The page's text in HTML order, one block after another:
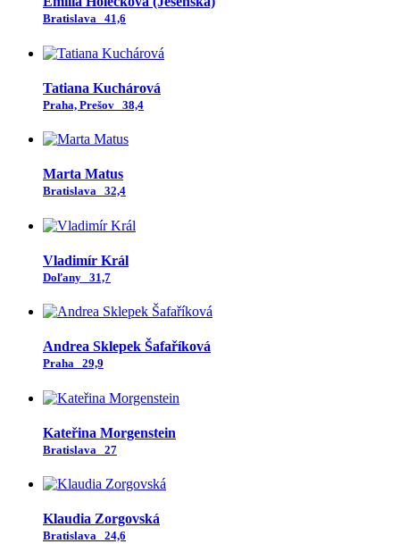
Bratislava 41,6
Tatiana Kuchárová
Praha, Prešov 38,4
Marta Matus
Bratislava 32,4
Vladimír Král
Doľany 31,7
Andrea Sklepek Šafaříková
Praha 29,9
Kateřina Morgenstein
Bratislava 27
Klaudia Zorgovská
Bratislava 24,6